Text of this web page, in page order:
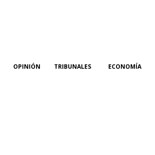
OPINIÓN TRIBUNALES ECONOMÍA